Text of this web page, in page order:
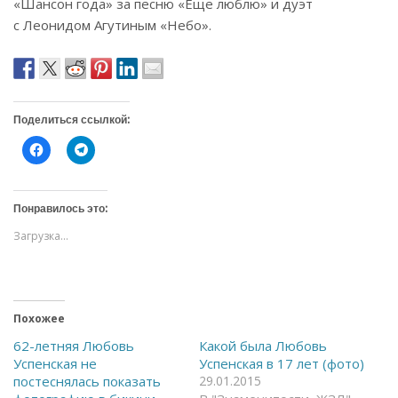
с Леонидом Агутиным «Небо».
Поделиться ссылкой:
Н
а
и
т
е
ч
о
к
ы
т
ь
н
а
Н
а
и
т
е
л
и
т
ь
с
Понравилось это:
Загрузка...
Похожее
62-летняя Любовь
Успенская не
постеснялась показать
Какой была Любовь
Успенская в 17 лет (фото)
29.01.2015